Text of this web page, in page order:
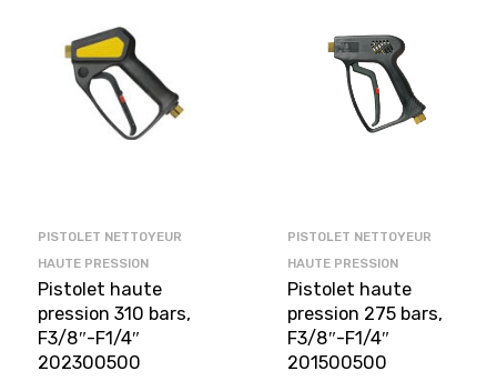
PISTOLET NETTOYEUR
HAUTE PRESSION
Pistolet haute
pression 310 bars,
F3/8″-F1/4″
202300500
PISTOLET NETTOYEUR
HAUTE PRESSION
Pistolet haute
pression 275 bars,
F3/8″-F1/4″
201500500